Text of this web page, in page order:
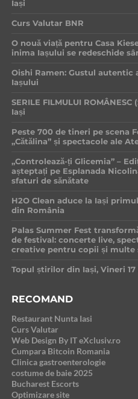
Iași
Curs Valutar BNR
O nouă viață pentru Casa
inima Iașului se redeschide
Oishi Ramen: Gustul autentic
Iașului
SERILE FILMULUI
Iași
Peste 700 de tineri pe scena
„Cătălina” și spectacole ale
„Controlează-ți Glicemia” –
așteptați pe Esplanada
sfaturi de sănătate
H2O Clean aduce la Iași
din România
Palas Summer Fest
de festival: concerte live,
creative pentru copii și multe
Topul știrilor din Iași, Vineri 17
RECOMAND
Restaurant Nunta Iasi
Curs Valutar
Web Design By IT eXclusiv.ro
Cumpara Bitcoin Romania
Clinica gastroenterologie
costume de baie 2025
Bucharest Escorts
Optimizare site